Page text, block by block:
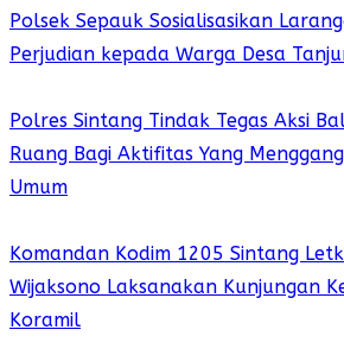
Polsek Sepauk Sosialisasikan
Perjudian kepada Warga Desa
Polres Sintang Tindak Tegas Aksi
Ruang Bagi Aktifitas Yang
Umum
Komandan Kodim 1205 Sintang
Wijaksono Laksanakan Kunjungan
Koramil